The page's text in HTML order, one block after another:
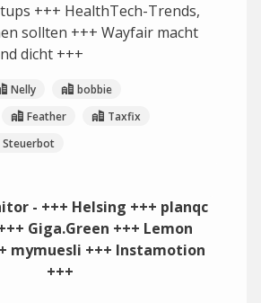
+++ HealthTech-Trends,
sollten +++ Wayfair macht
dicht +++
Nelly
bobbie
Feather
Taxfix
Steuerbot